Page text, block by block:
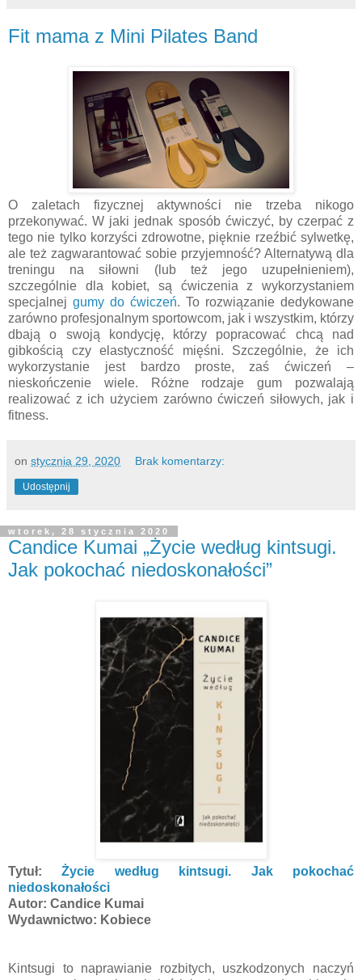
Fit mama z Mini Pilates Band
O zaletach fizycznej aktywności nie trzeba nikogo
przekonywać. W jaki jednak sposób ćwiczyć, by czerpać z
tego nie tylko korzyści zdrowotne, pięknie rzeźbić sylwetkę,
ale też zagwarantować sobie przyjemność? Alternatywą dla
treningu na siłowni (lub też jego uzupełnieniem),
szczególnie dla kobiet, są ćwiczenia z wykorzystaniem
specjalnej gumy do ćwiczeń. To rozwiązanie dedykowane
zarówno profesjonalnym sportowcom, jak i wszystkim, którzy
dbają o swoją kondycję, którzy popracować chcą nad
gibkością czy elastyczność mięśni. Szczególnie, że ich
wykorzystanie jest bardzo proste, zaś ćwiczeń –
nieskończenie wiele. Różne rodzaje gum pozwalają
realizować z ich użyciem zarówno ćwiczeń siłowych, jak i
fitness.
on stycznia 29, 2020 Brak komentarzy:
Udostępnij
wtorek, 28 stycznia 2020
Candice Kumai „Życie według kintsugi.
Jak pokochać niedoskonałości”
Tytuł:Życie według kintsugi. Jak pokochać
niedoskonałości
Autor: Candice Kumai
Wydawnictwo: Kobiece
Kintsugi to naprawianie rozbitych, uszkodzonych naczyń